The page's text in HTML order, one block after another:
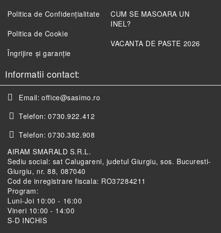
Politica de Confidenţialitate
Politica de Cookie
Îngrijire și garanție
CUM SE MASOARA UN
INEL?
VACANTA DE PASTE 2026
Informatii contact:
Email: office@sasimo.ro
Telefon: 0730.922.412
Telefon: 0730.382.908
AIRAM SMARALD S.R.L.
Sediu social: sat Calugareni, judetul Giurgiu, sos. Bucuresti-
Giurgiu, nr. 88, 087040
Cod de inregistrare fiscala: RO37284211
Program:
Luni-Joi 10:00 - 16:00
Vineri 10:00 - 14:00
S-D INCHIS